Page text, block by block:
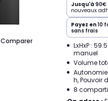
Comparer
Jusqu'à 90€
nouveaux
Payez en10
sans frais
LxHxP :
manuel
Volume
h, Pouvoir
8